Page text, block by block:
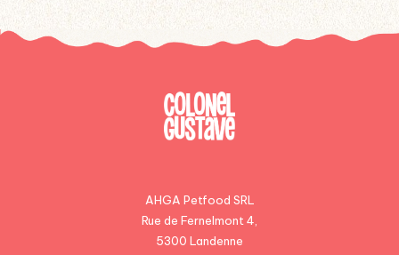
AHGA Petfood SRL
Rue de Fernelmont 4,
5300 Landenne